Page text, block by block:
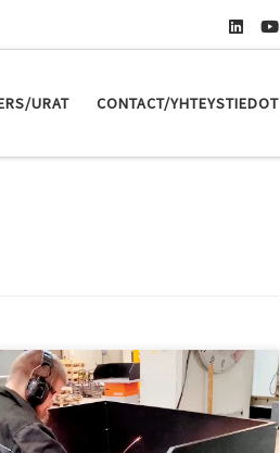
URAT CONTACT/YHTEYSTIEDOT
on meille erittäin tärkeää. Olemme
Kemper Filter Table -hitsauspöytää sekä